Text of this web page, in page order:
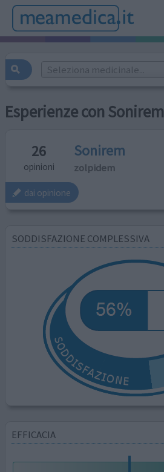
Seleziona medicinale...
Esperienze con Sonirem
26
opinioni
Sonirem
zolpidem
dai opinione
SODDISFAZIONE COMPLESSIVA
EFFICACIA